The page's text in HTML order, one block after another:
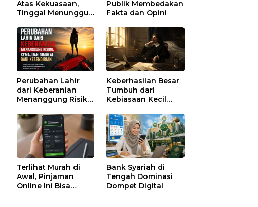
Atas Kekuasaan,
Tinggal Menunggu
Publik Membedakan
Fakta dan Opini
Perubahan Lahir
dari Keberanian
Menanggung Risiko,
dari Kesendirian
Keberhasilan Besar
Tumbuh dari
Kebiasaan Kecil
dengan Sabar
Terlihat Murah di
Awal, Pinjaman
Online Ini Bisa
Bank Syariah di
Tengah Dominasi
Dompet Digital